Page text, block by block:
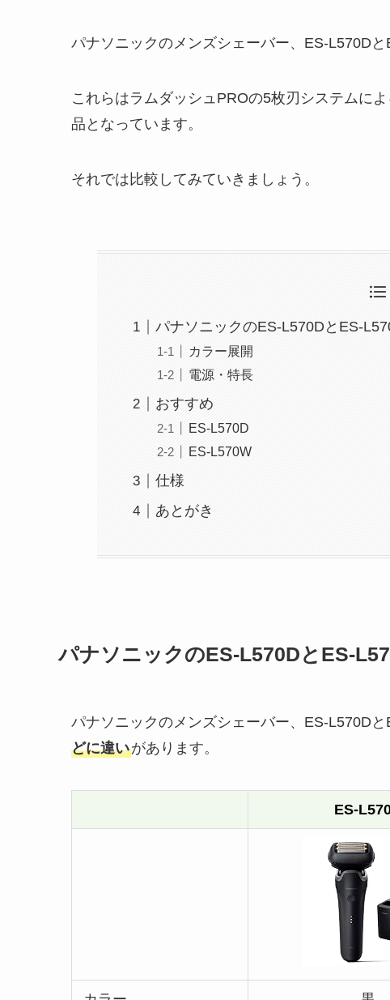
パナソニックのメンズシェーバー、ES-L570D
これらはラムダッシュPROの5枚刃システムに
品となっています。
それでは比較してみていきましょう。
パナソニックのES-L570DとES-
カラー展開
電源・特長
おすすめ
ES-L570D
ES-L570W
仕様
あとがき
パナソニックのES-L570DとES-
パナソニックのメンズシェーバー、ES-L570D
どに違いがあります。
ES-